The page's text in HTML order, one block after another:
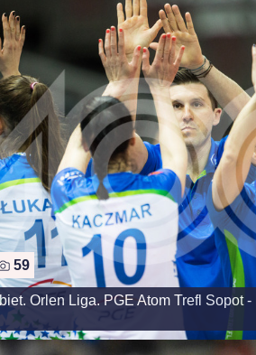
59
Orlen Liga. PGE Atom Trefl Sopot -